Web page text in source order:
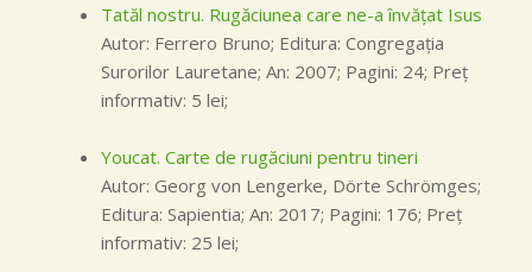
Tatăl nostru. Rugăciunea care ne-a învăţat Isus
Autor: Ferrero Bruno; Editura: Congregaţia
Surorilor Lauretane; An: 2007; Pagini: 24; Preţ
informativ: 5 lei;
Youcat. Carte de rugăciuni pentru tineri
Autor: Georg von Lengerke, Dörte Schrömges;
Editura: Sapientia; An: 2017; Pagini: 176; Preţ
informativ: 25 lei;